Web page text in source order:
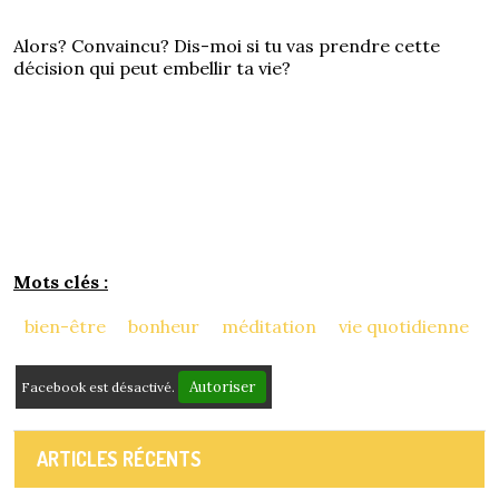
Alors? Convaincu? Dis-moi si tu vas prendre cette
décision qui peut embellir ta vie?
Mots clés :
bien-être
bonheur méditation vie quotidienne
Facebook est désactivé. Autoriser
ARTICLES RÉCENTS